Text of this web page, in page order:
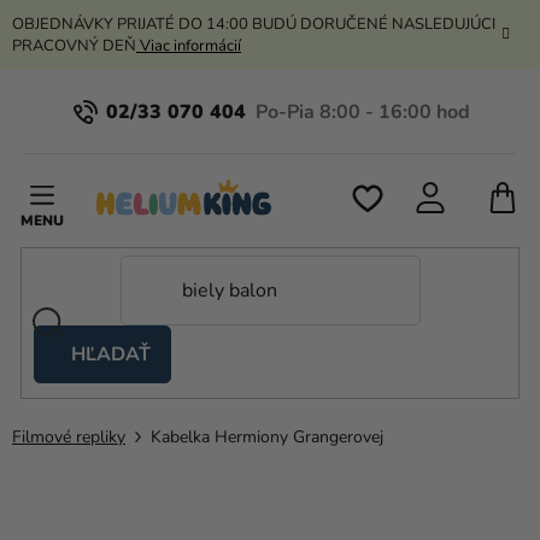
Prejsť
na
OBJEDNÁVKY PRIJATÉ DO 14:00 BUDÚ DORUČENÉ NASLEDUJÚCI
PRACOVNÝ DEŇ Viac informácií
02/33 070 404
HĽADAŤ
stany
Kanekalon
Filmové repliky Kabelka Hermiony Grangerovej